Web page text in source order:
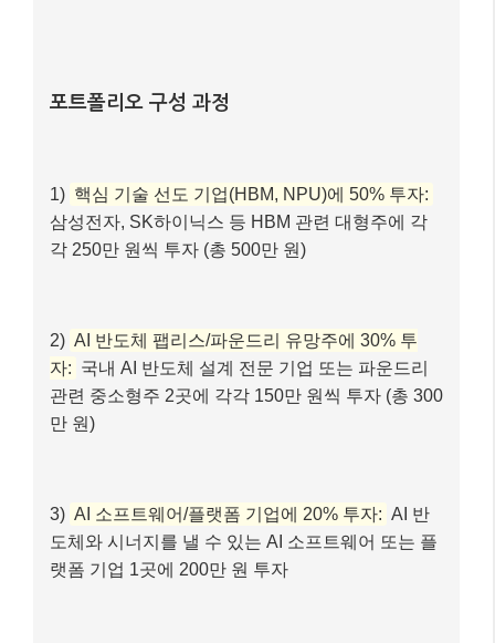
포트폴리오 구성 과정
1) 핵심 기술 선도 기업(HBM, NPU)에 50% 투자:
삼성전자, SK하이닉스 등 HBM 관련 대형주에 각
각 250만 원씩 투자 (총 500만 원)
2) AI 반도체 팹리스/파운드리 유망주에 30% 투
자: 국내 AI 반도체 설계 전문 기업 또는 파운드리
관련 중소형주 2곳에 각각 150만 원씩 투자 (총 300
만 원)
3) AI 소프트웨어/플랫폼 기업에 20% 투자: AI 반
도체와 시너지를 낼 수 있는 AI 소프트웨어 또는 플
랫폼 기업 1곳에 200만 원 투자